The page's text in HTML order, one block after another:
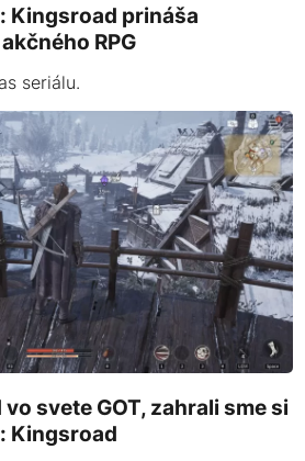
Kingsroad prináša
RPG
seriálu.
svete GOT, zahrali sme si
Kingsroad